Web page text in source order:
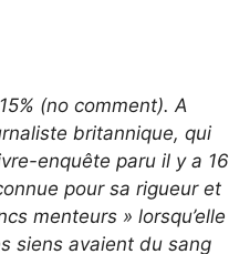
(no comment). A
britannique, qui
enquête paru il y a 16
pour sa rigueur et
menteurs » lorsqu’elle
siens avaient du sang